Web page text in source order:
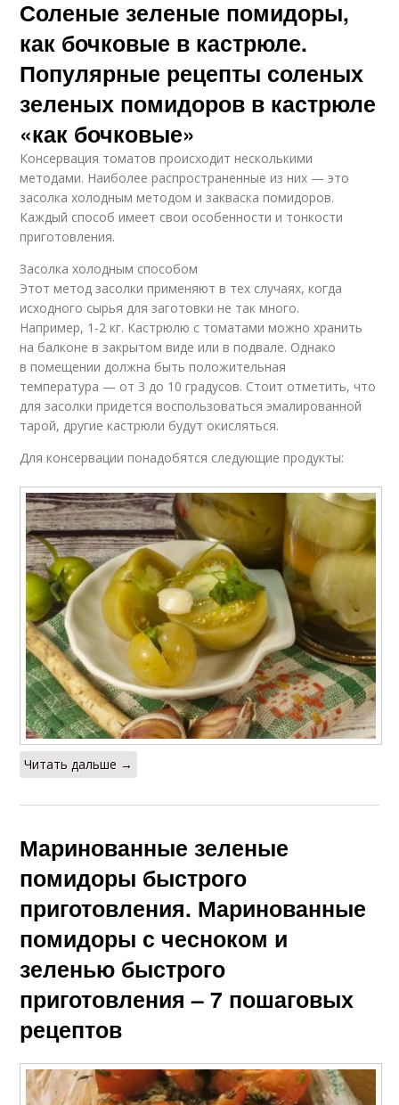
Соленые зеленые помидоры,
как бочковые в кастрюле.
Популярные рецепты соленых
зеленых помидоров в кастрюле
«как бочковые»
Консервация томатов происходит несколькими
методами. Наиболее распространенные из них — это
засолка холодным методом и закваска помидоров.
Каждый способ имеет свои особенности и тонкости
приготовления.
Засолка холодным способом
Этот метод засолки применяют в тех случаях, когда
исходного сырья для заготовки не так много.
Например, 1-2 кг. Кастрюлю с томатами можно хранить
на балконе в закрытом виде или в подвале. Однако
в помещении должна быть положительная
температура — от 3 до 10 градусов. Стоит отметить, что
для засолки придется воспользоваться эмалированной
тарой, другие кастрюли будут окисляться.
Для консервации понадобятся следующие продукты:
Читать дальше →
Маринованные зеленые
помидоры быстрого
приготовления. Маринованные
помидоры с чесноком и
зеленью быстрого
приготовления – 7 пошаговых
рецептов